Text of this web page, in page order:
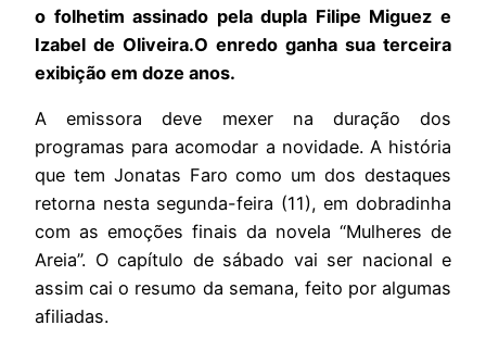
o folhetim assinado pela dupla Filipe Miguez e
Izabel de Oliveira.O enredo ganha sua terceira
exibição em doze anos.
A emissora deve mexer na duração dos
programas para acomodar a novidade. A história
que tem Jonatas Faro como um dos destaques
retorna nesta segunda-feira (11), em dobradinha
com as emoções finais da novela “Mulheres de
Areia”. O capítulo de sábado vai ser nacional e
assim cai o resumo da semana, feito por algumas
afiliadas.